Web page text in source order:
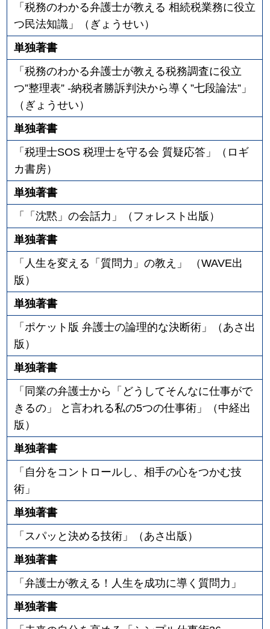
「税務のわかる弁護士が教える 相続税業務に役立
つ民法知識」（ぎょうせい）
単独著書
「税務のわかる弁護士が教える税務調査に役立
つ”整理表” -納税者勝訴判決から導く”七段論法”」
（ぎょうせい）
単独著書
「税理士SOS 税理士を守る会 質疑応答」（ロギ
カ書房）
単独著書
「「沈黙」の会話力」（フォレスト出版）
単独著書
「人生を変える「質問力」の教え」 （WAVE出
版）
単独著書
「ポケット版 弁護士の論理的な決断術」（あさ出
版）
単独著書
「同業の弁護士から「どうしてそんなに仕事がで
きるの」 と言われる私の5つの仕事術」（中経出
版）
単独著書
「自分をコントロールし、相手の心をつかむ技
術」
単独著書
「スパッと決める技術」（あさ出版）
単独著書
「弁護士が教える！人生を成功に導く質問力」
単独著書